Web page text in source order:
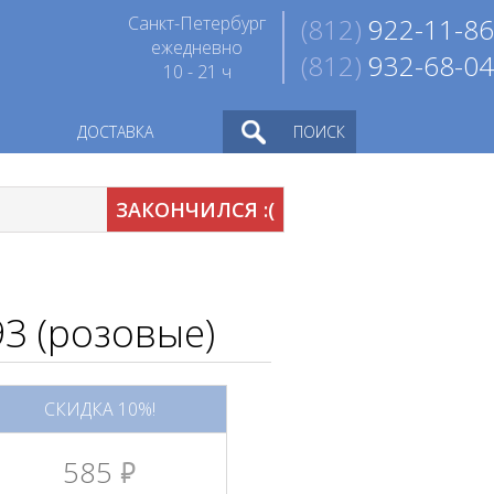
(812) 922-11-86
(812) 932-68-04
Санкт-Петербург
ежедневно
10 - 21 ч
ДОСТАВКА ПОИСК
ЗАКОНЧИЛСЯ :(
(розовые)
СКИДКА 10%!
585 руб.